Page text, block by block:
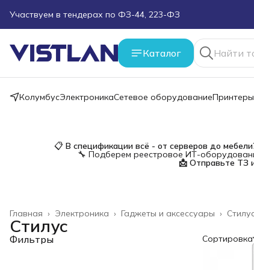
Пуско-наладочные работы
Пришлите запрос на e-mail или в чат
Каталог
КолумбусЭлектроникаСетевое оборудование
📋В спецификации всё - от серверов до
🔧 Подберем реестровое ИТ-
📩 Отправьте ТЗ
Гаджеты и аксессуары ›
Электроника ›
Главная ›
Стилус
Фильтры Сортировка